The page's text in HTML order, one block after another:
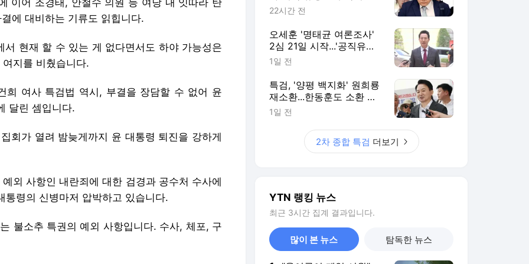
에 대비하는 기류도 읽힙니다.
현재 할 수 있는 게 없다면서도 하야 가능성은
지를 비췄습니다.
희 여사 특검법 역시, 부결을 장담할 수 없어 윤
달린 셈입니다.
회가 열려 밤늦게까지 윤 대통령 퇴진을 강하게
외 사항인 내란죄에 대한 검경과 공수처 수사에
령의 신병마저 압박하고 있습니다.
불소추 특권의 예외 사항입니다. 수사, 체포, 구
22시간 전
오세훈 '명태균 여론조사'
2심 21일 시작...'공직유지'
관건
1일 전
특검, '양평 백지화' 원희룡
재소환...한동훈도 소환 통
보
1일 전
2차 종합 특검 더보기
YTN 랭킹 뉴스
최근 3시간 집계 결과입니다.
많이 본 뉴스 탐독한 뉴스